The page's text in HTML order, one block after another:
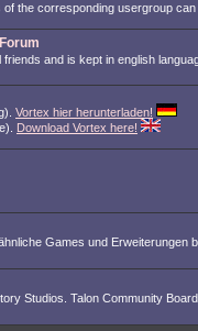
the corresponding usergroup can
and is kept in english
Vortex hier herunterladen!
Download Vortex here!
Games und Erweiterungen
Studios. Talon Community